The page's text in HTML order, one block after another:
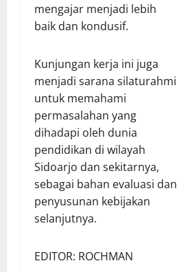
mengajar menjadi lebih
baik dan kondusif.
Kunjungan kerja ini juga
menjadi sarana silaturahmi
untuk memahami
permasalahan yang
dihadapi oleh dunia
pendidikan di wilayah
Sidoarjo dan sekitarnya,
sebagai bahan evaluasi dan
penyusunan kebijakan
selanjutnya.
EDITOR: ROCHMAN